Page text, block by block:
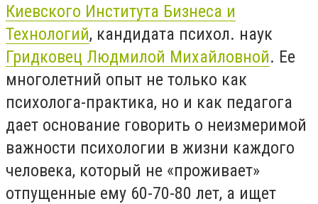
Киевского Института Бизнеса и
Технологий, кандидата психол. наук
Гридковец Людмилой Михайловной. Ее
многолетний опыт не только как
психолога-практика, но и как педагога
дает основание говорить о неизмеримой
важности психологии в жизни каждого
человека, который не «проживает»
отпущенные ему 60-70-80 лет, а ищет